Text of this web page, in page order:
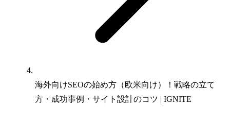
海外向けSEOの始め方（欧米向け）！戦略の立て
方・成功事例・サイト設計のコツ | IGNITE